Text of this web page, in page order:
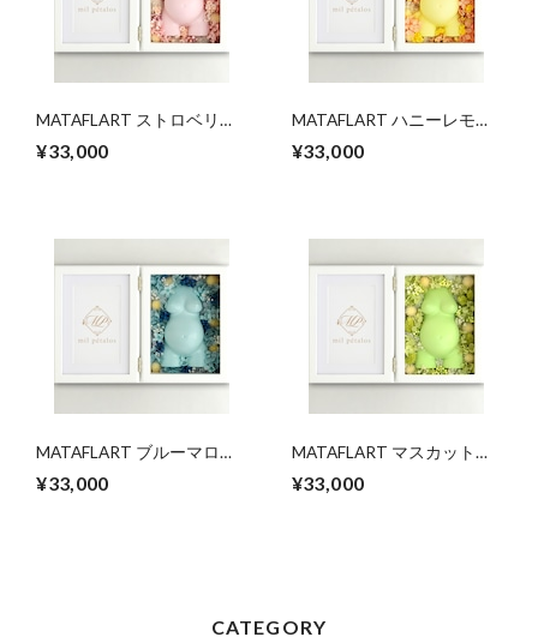
MATAFLART ストロベリー
¥33,000
MATAFLART ハニーレモン
¥33,000
MATAFLART ブルーマロウ
¥33,000
MATAFLART マスカット
¥33,000
CATEGORY